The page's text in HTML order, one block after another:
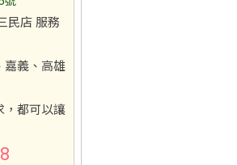
民店 服務
嘉義、高雄
，都可以讓